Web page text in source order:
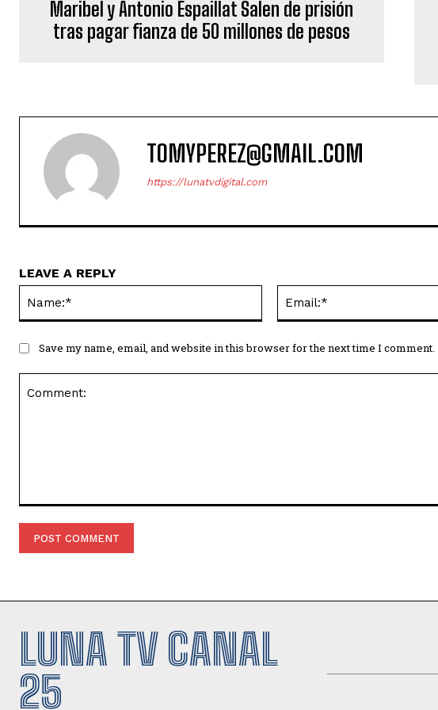
Maribel y Antonio Espaillat Salen de prisión
tras pagar fianza de 50 millones de pesos
TOMYPEREZ@GMAIL.COM
https://lunatvdigital.com
LEAVE A REPLY
Save my name, email, and website in this browser for the next time I comment.
LUNA TV CANAL
25